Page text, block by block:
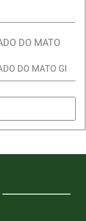
DO MATO